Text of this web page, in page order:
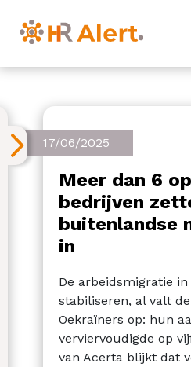
17/06/2025
Meer dan 6
bedrijven
buitenlandse
in
De arbeidsmigratie
stabiliseren, al valt
Oekraïners op: hun
verviervoudigde op
van Acerta blijkt dat